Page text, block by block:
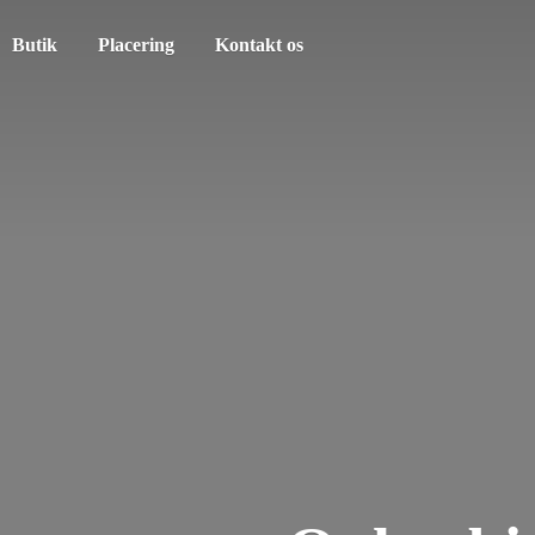
Butik Placering Kontakt os